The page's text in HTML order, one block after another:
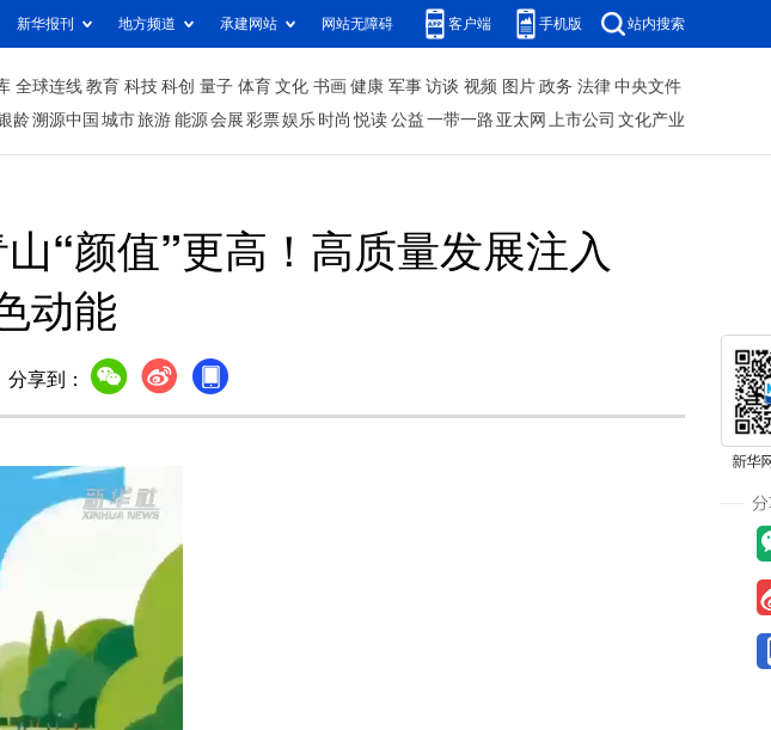
新华报刊 地方频道 承建网站 网站无障碍 客户端 手机版 站内搜索
全球连线 教育 科技 科创 量子 体育 文化 书画 健康 军事 访谈 视频 图片 政务 法律 中央文件
龄溯源中国 城市旅游 能源 会展 彩票娱乐 时尚 悦读 公益 一带一路 亚太网 上市公司 文化产业
“颜值”更高！高质量发展注入
动能
分享到：